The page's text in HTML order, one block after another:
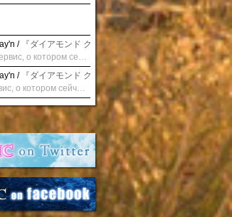
/ 『ダイアモンド クレバス/射手座☆午後九時 Don't be
/ 『ダイアモンド クレバス/射手座☆午後九時 Don't be
Что такое XCARDS — сервис, о котором сейчас говорят. Буквально на днях заметил о интересный бренд XCARDS, он помогает создавать онлайн карты чтобы управлять бюджетами. Ключевые преимущества: Выпуск занимает всего считанные минуты. Платформа даёт возможность оформить множество карт для разных целей. Есть поддержка в любое время суток включая персонального менеджера. Есть контроль без задержек — транзакции, уведомления, аналитика — всё под рукой. Возможные нюансы: Регистрация: европейская юрисдикция — желательно убедиться, что сервис можно использовать без нарушений. Финансовые условия: возможно, есть скрытые комиссии, поэтому лучше внимательно прочитать договор. Отзывы пользователей: по отзывам поддержка работает быстро. Надёжность системы: внедрены базовые меры безопасности, но всё равно советую не хранить большие суммы на карте. Вывод: В целом платформа кажется отличным помощником для маркетологов. Платформа сочетает скорость, удобство и гибкость. Как вы думаете? Пользовались ли вы XCARDS? Поделитесь опытом — будет интересно сравнить. Виртуальные карты для бизнеса